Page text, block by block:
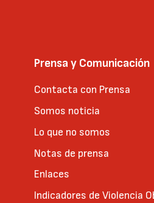
Prensa y Comunicación
Contacta con Prensa
Somos noticia
Lo que no somos
Notas de prensa
Enlaces
Indicadores de Violencia